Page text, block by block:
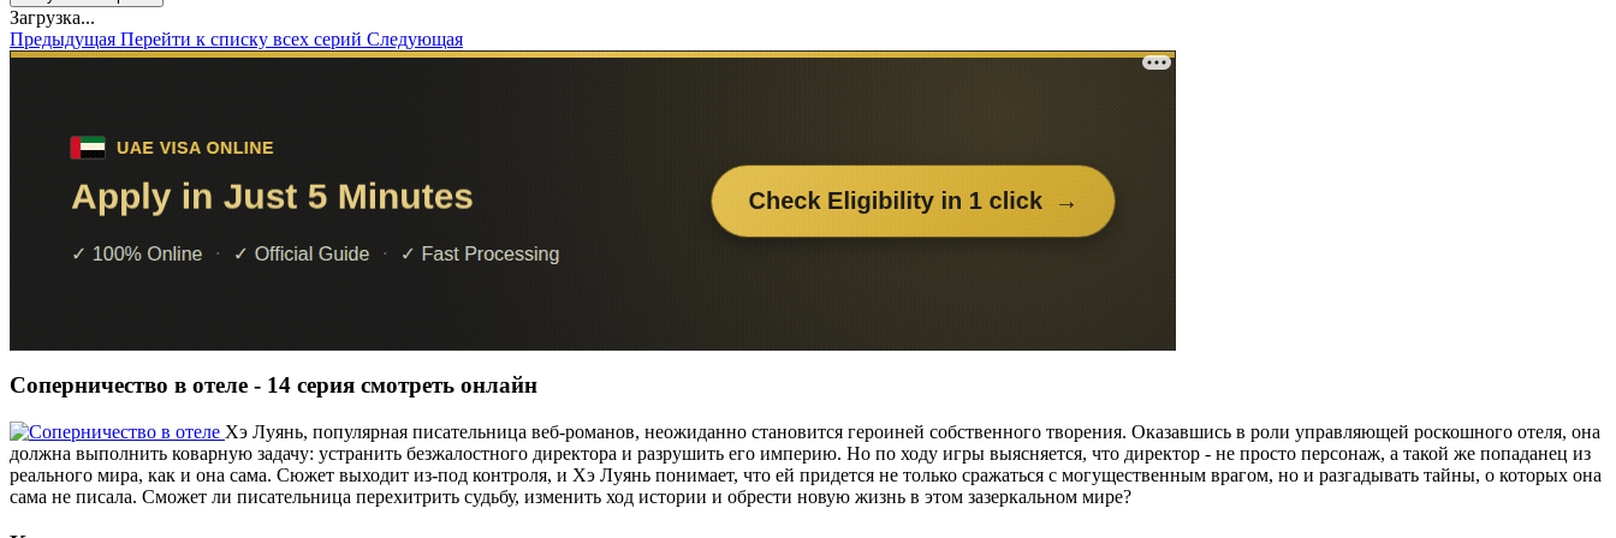
Загрузка...
Предыдущая Перейти к списку всех серий Следующая
Соперничество в отеле - 14 серия смотреть онлайн
Хэ Луянь, популярная писательница веб-романов, неожиданно становится героиней собственного творения. Оказавшись в роли управляющей роскошного отеля, она
должна выполнить коварную задачу: устранить безжалостного директора и разрушить его империю. Но по ходу игры выясняется, что директор - не просто персонаж, а такой же попаданец из
реального мира, как и она сама. Сюжет выходит из-под контроля, и Хэ Луянь понимает, что ей придется не только сражаться с могущественным врагом, но и разгадывать тайны, о которых она
сама не писала. Сможет ли писательница перехитрить судьбу, изменить ход истории и обрести новую жизнь в этом зазеркальном мире?